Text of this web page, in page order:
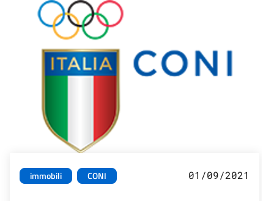
immobili CONI 01/09/2021